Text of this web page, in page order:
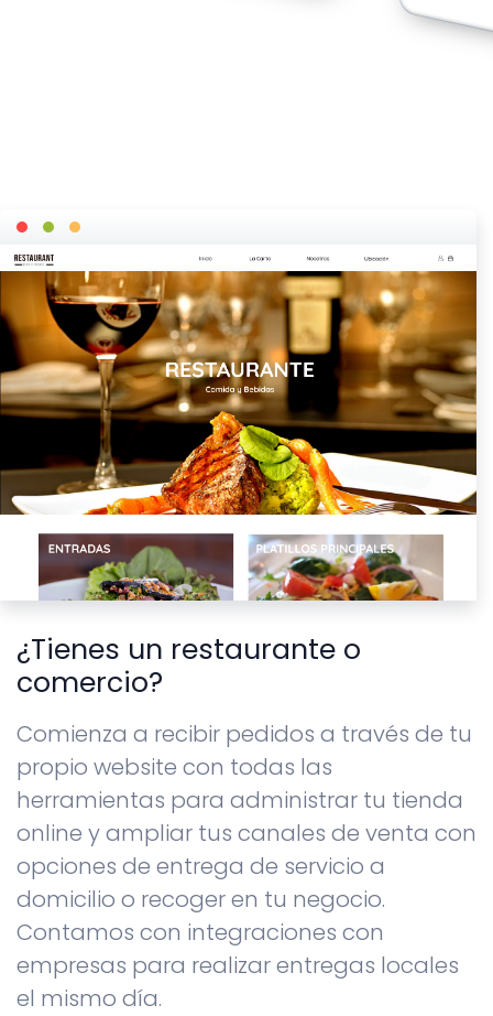
¿Tienes un restaurante o
comercio?
Comienza a recibir pedidos a través de tu
propio website con todas las
herramientas para administrar tu tienda
online y ampliar tus canales de venta con
opciones de entrega de servicio a
domicilio o recoger en tu negocio.
Contamos con integraciones con
empresas para realizar entregas locales
el mismo día.